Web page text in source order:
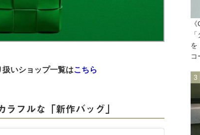
扱いショップ一覧はこちら
ラフルな「新作バッグ」
を
コ